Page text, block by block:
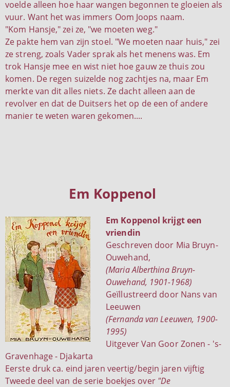
voelde alleen hoe haar wangen begonnen te gloeien als
vuur. Want het was immers Oom Joops naam.
"Kom Hansje," zei ze, "we moeten weg."
Ze pakte hem van zijn stoel. "We moeten naar huis," zei
ze streng, zoals Vader sprak als het menens was. Em
trok Hansje mee en wist niet hoe gauw ze thuis zou
komen. De regen suizelde nog zachtjes na, maar Em
merkte van dit alles niets. Ze dacht alleen aan de
revolver en dat de Duitsers het op de een of andere
manier te weten waren gekomen....
Em Koppenol
Em Koppenol krijgt een
vriendin
Geschreven door Mia Bruyn-
Ouwehand,
(Maria Alberthina Bruyn-
Ouwehand, 1901-1968)
Geïllustreerd door Nans van
Leeuwen
(Fernanda van Leeuwen, 1900-
1995)
Uitgever Van Goor Zonen - 's-
Gravenhage - Djakarta
Eerste druk ca. eind jaren veertig/begin jaren vijftig
Tweede deel van de serie boekjes over "De